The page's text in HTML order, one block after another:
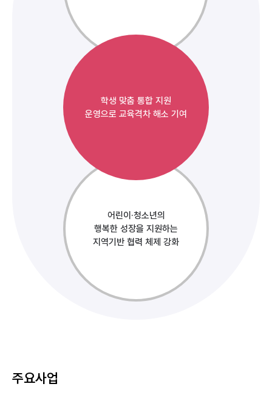
학생 맞춤 통합 지원
운영으로 교육격차 해소 기여
어린이·청소년의
행복한 성장을 지원하는
지역기반 협력 체제 강화
주요사업